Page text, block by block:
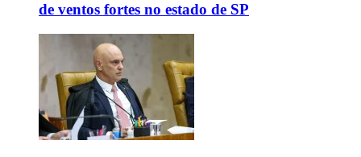
de ventos fortes no estado de SP